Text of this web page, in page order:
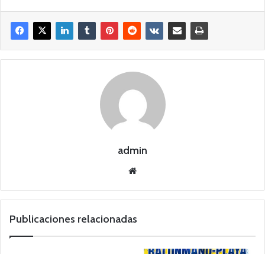
admin
we
Publicaciones relacionadas